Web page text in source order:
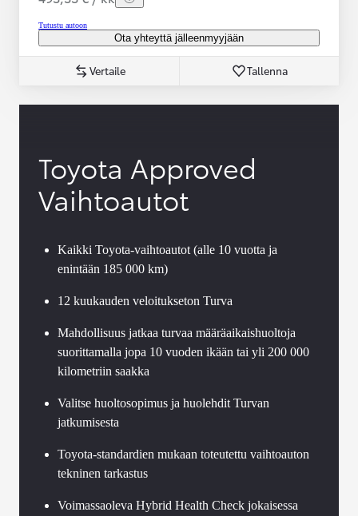
Tutustu autoon
Ota yhteyttä jälleenmyyjään
Vertaile Tallenna
Toyota Approved
Vaihtoautot
Kaikki Toyota-vaihtoautot (alle 10 vuotta ja
enintään 185 000 km)
12 kuukauden veloitukseton Turva
Mahdollisuus jatkaa turvaa määräaikaishuoltoja
suorittamalla jopa 10 vuoden ikään tai yli 200 000
kilometriin saakka
Valitse huoltosopimus ja huolehdit Turvan
jatkumisesta
Toyota-standardien mukaan toteutettu vaihtoauton
tekninen tarkastus
Voimassaoleva Hybrid Health Check jokaisessa